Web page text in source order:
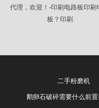
代理，欢迎！-印刷电路板印刷
板？印刷
二手粉磨机
鹅卵石破碎需要什么前